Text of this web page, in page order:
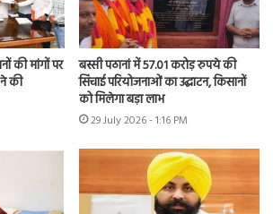
की मांगों पर
ने की
बस्सी पठानां में 57.01 करोड़ रुपये की
सिंचाई परियोजनाओं का उद्घाटन, किसानों
को मिलेगा बड़ा लाभ
29 July 2026 - 1:16 PM